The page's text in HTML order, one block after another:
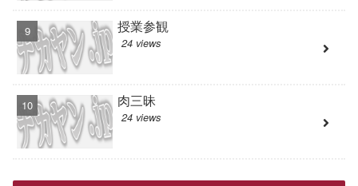
授業参観
24 views
肉三昧
24 views